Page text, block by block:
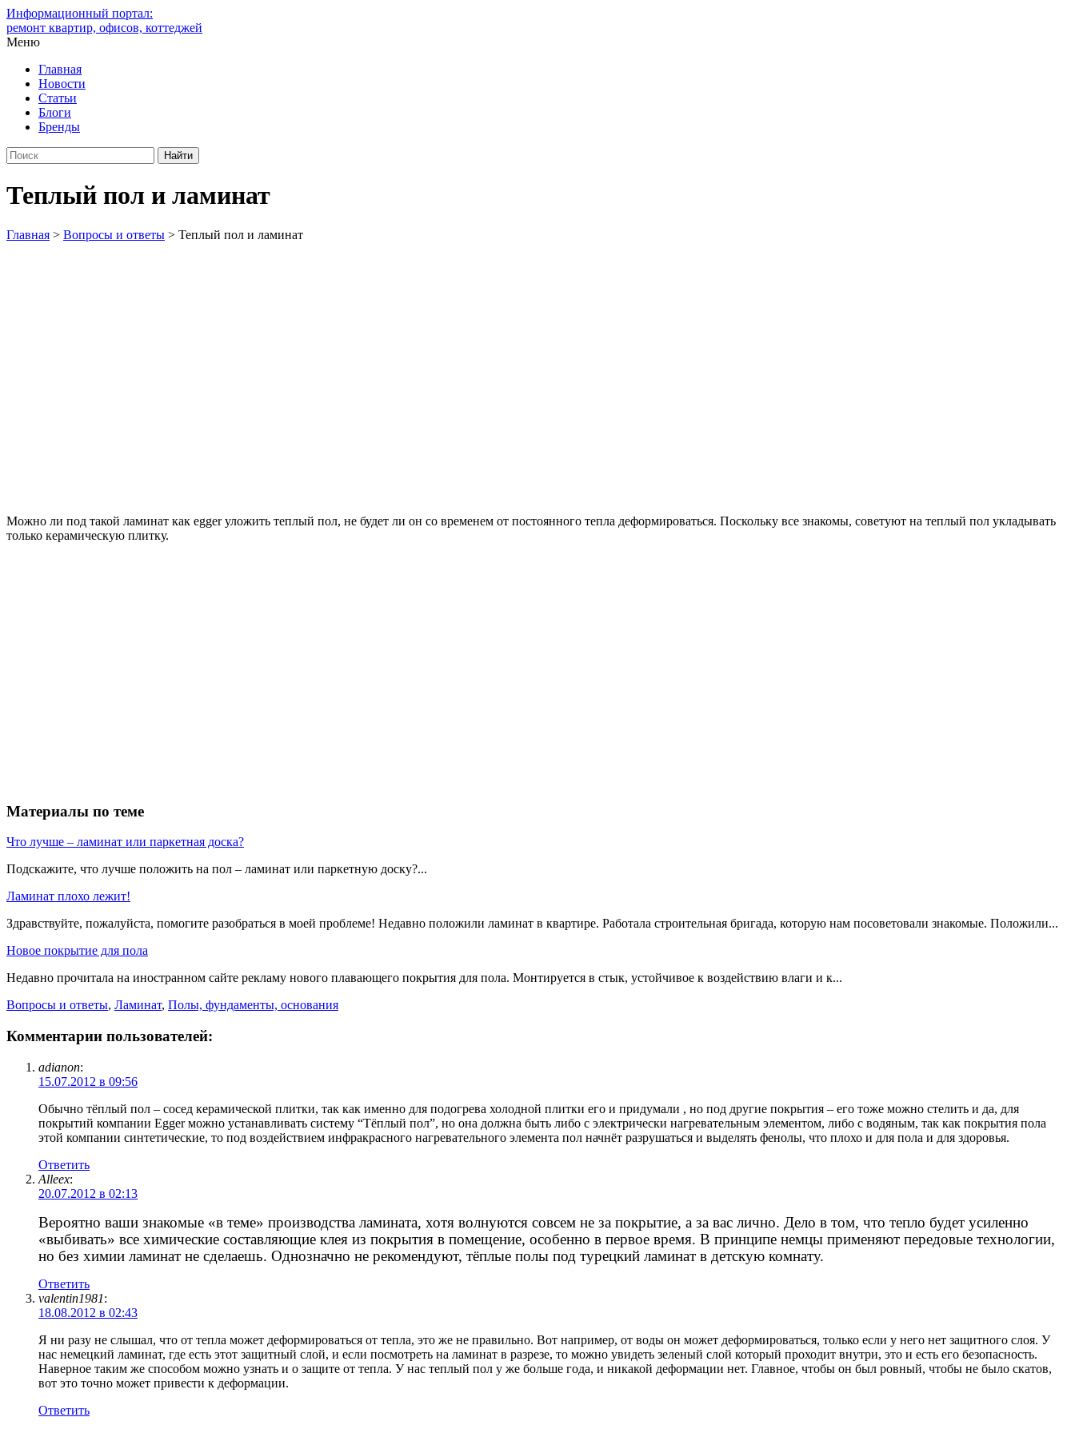
Информационный портал:
ремонт квартир, офисов, коттеджей
Меню
Главная
Новости
Статьи
Блоги
Бренды
Теплый пол и ламинат
Главная > Вопросы и ответы > Теплый пол и ламинат
Можно ли под такой ламинат как egger уложить теплый пол, не будет ли он со временем от постоянного тепла деформироваться. Поскольку все знакомы, советуют на теплый пол укладывать
только керамическую плитку.
Материалы по теме
Что лучше – ламинат или паркетная доска?
Подскажите, что лучше положить на пол – ламинат или паркетную доску?...
Ламинат плохо лежит!
Здравствуйте, пожалуйста, помогите разобраться в моей проблеме! Недавно положили ламинат в квартире. Работала строительная бригада, которую нам посоветовали знакомые. Положили...
Новое покрытие для пола
Недавно прочитала на иностранном сайте рекламу нового плавающего покрытия для пола. Монтируется в стык, устойчивое к воздействию влаги и к...
Вопросы и ответы, Ламинат, Полы, фундаменты, основания
Комментарии пользователей:
adianon:
15.07.2012 в 09:56
Обычно тёплый пол – сосед керамической плитки, так как именно для подогрева холодной плитки его и придумали , но под другие покрытия – его тоже можно стелить и да, для
покрытий компании Egger можно устанавливать систему “Тёплый пол”, но она должна быть либо с электрически нагревательным элементом, либо с водяным, так как покрытия пола
этой компании синтетические, то под воздействием инфракрасного нагревательного элемента пол начнёт разрушаться и выделять фенолы, что плохо и для пола и для здоровья.
Ответить
Alleex:
20.07.2012 в 02:13
Вероятно ваши знакомые «в теме» производства ламината, хотя волнуются совсем не за покрытие, а за вас лично. Дело в том, что тепло будет усиленно
«выбивать» все химические составляющие клея из покрытия в помещение, особенно в первое время. В принципе немцы применяют передовые технологии,
но без химии ламинат не сделаешь. Однозначно не рекомендуют, тёплые полы под турецкий ламинат в детскую комнату.
Ответить
valentin1981:
18.08.2012 в 02:43
Я ни разу не слышал, что от тепла может деформироваться от тепла, это же не правильно. Вот например, от воды он может деформироваться, только если у него нет защитного слоя. У
нас немецкий ламинат, где есть этот защитный слой, и если посмотреть на ламинат в разрезе, то можно увидеть зеленый слой который проходит внутри, это и есть его безопасность.
Наверное таким же способом можно узнать и о защите от тепла. У нас теплый пол у же больше года, и никакой деформации нет. Главное, чтобы он был ровный, чтобы не было скатов,
вот это точно может привести к деформации.
Ответить